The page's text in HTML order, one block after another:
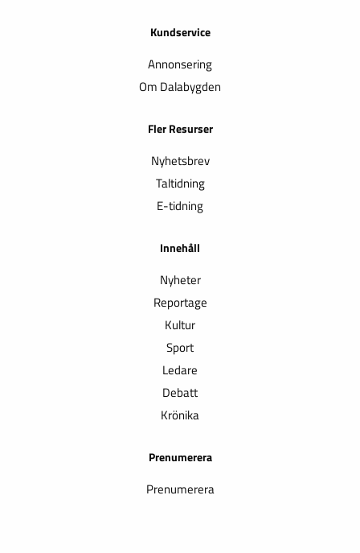
Kundservice
Annonsering
Om Dalabygden
Fler Resurser
Nyhetsbrev
Taltidning
E-tidning
Innehåll
Nyheter
Reportage
Kultur
Sport
Ledare
Debatt
Krönika
Prenumerera
Prenumerera